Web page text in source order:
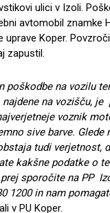
ulici v Izoli.
avtomobil znamke
uprave Koper.
zapustil.
poškodbe na vozilu
na vozišču, je
voznik
sive barve. Glede
tudi verjetnost,
kakšne podatke o
sporočite na PP
1200 in nam
v PU Koper.